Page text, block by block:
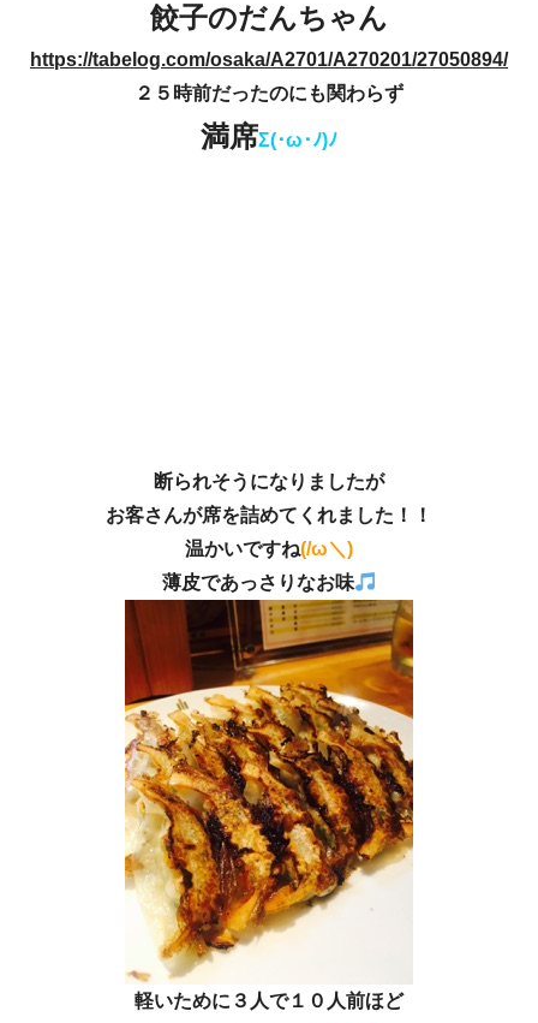
餃子のだんちゃん
https://tabelog.com/osaka/A2701/A270201/27050894/
２５時前だったのにも関わらず
満席Σ(･ω･ﾉ)ﾉ
断られそうになりましたが
お客さんが席を詰めてくれました！！
温かいですね(/ω＼)
薄皮であっさりなお味
軽いために３人で１０人前ほど